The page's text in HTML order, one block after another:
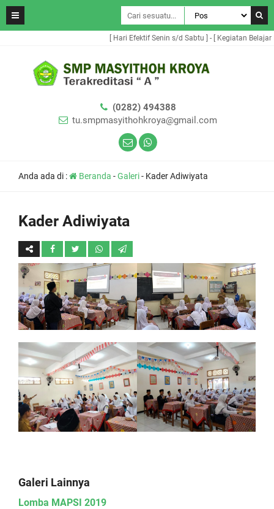
[ Hari Efektif Senin s/d Sabtu ] - [ Kegiatan Belajar
(0282) 494388
tu.smpmasyithohkroya@gmail.com
Anda ada di : Beranda -Galeri- Kader Adiwiyata
Kader Adiwiyata
Galeri Lainnya
Lomba MAPSI 2019